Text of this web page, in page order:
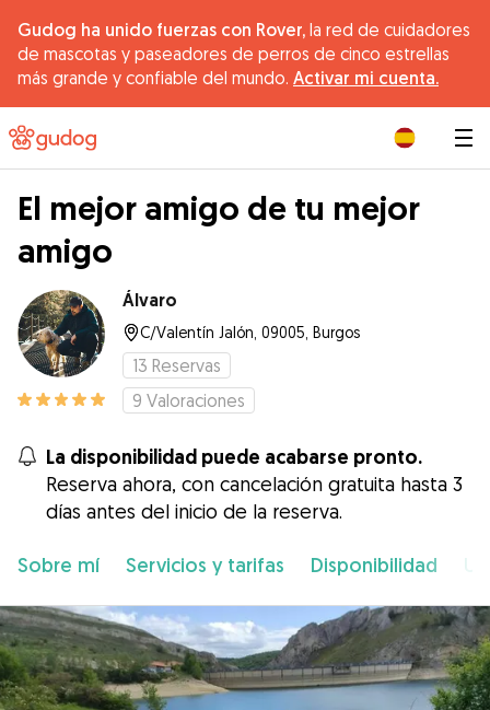
Gudog ha unido fuerzas con Rover, la red de cuidadores
de mascotas y paseadores de perros de cinco estrellas
más grande y confiable del mundo. Activar mi cuenta.
El mejor amigo de tu mejor
amigo
Álvaro
C/Valentín Jalón, 09005, Burgos
13 Reservas
9 Valoraciones
La disponibilidad puede acabarse pronto.
Reserva ahora, con cancelación gratuita hasta 3
días antes del inicio de la reserva.
Sobre mí Servicios y tarifas Disponibilidad